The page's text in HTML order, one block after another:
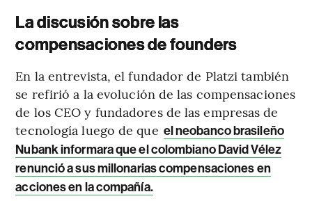
La discusión sobre las
compensaciones de founders
En la entrevista, el fundador de Platzi también
se refirió a la evolución de las compensaciones
de los CEO y fundadores de las empresas de
tecnología luego de que el neobanco brasileño
Nubank informara que el colombiano David Vélez
renunció a sus millonarias compensaciones en
acciones en la compañía.